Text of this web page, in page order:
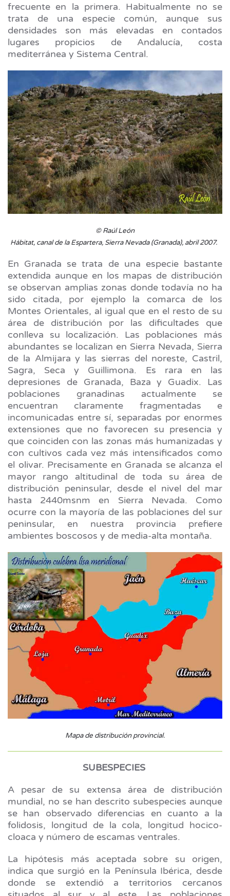
frecuente en la primera. Habitualmente no se
trata de una especie común, aunque sus
densidades son más elevadas en contados
lugares propicios de Andalucía, costa
mediterránea y Sistema Central.
© Raúl León
Hábitat, canal de la Espartera, Sierra Nevada (Granada), abril 2007.
En Granada se trata de una especie bastante
extendida aunque en los mapas de distribución
se observan amplias zonas donde todavía no ha
sido citada, por ejemplo la comarca de los
Montes Orientales, al igual que en el resto de su
área de distribución por las dificultades que
conlleva su localización. Las poblaciones más
abundantes se localizan en Sierra Nevada, Sierra
de la Almijara y las sierras del noreste, Castril,
Sagra, Seca y Guillimona. Es rara en las
depresiones de Granada, Baza y Guadix. Las
poblaciones granadinas actualmente se
encuentran claramente fragmentadas e
incomunicadas entre sí, separadas por enormes
extensiones que no favorecen su presencia y
que coinciden con las zonas más humanizadas y
con cultivos cada vez más intensificados como
el olivar. Precisamente en Granada se alcanza el
mayor rango altitudinal de toda su área de
distribución peninsular, desde el nivel del mar
hasta 2440msnm en Sierra Nevada. Como
ocurre con la mayoría de las poblaciones del sur
peninsular, en nuestra provincia prefiere
ambientes boscosos y de media-alta montaña.
Mapa de distribución provincial.
SUBESPECIES
A pesar de su extensa área de distribución
mundial, no se han descrito subespecies aunque
se han observado diferencias en cuanto a la
folidosis, longitud de la cola, longitud hocico-
cloaca y número de escamas ventrales.
La hipótesis más aceptada sobre su origen,
indica que surgió en la Península Ibérica, desde
donde se extendió a territorios cercanos